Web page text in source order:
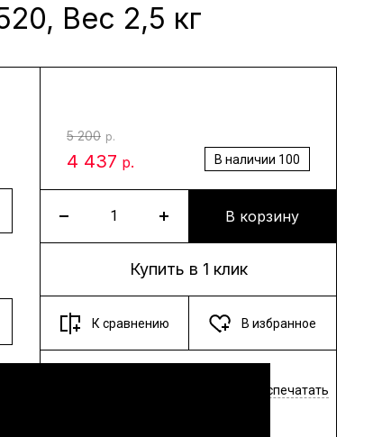
Вес 2,5 кг
В наличии 100
5 200 р.
4 437 р.
В корзину
Купить в 1 клик
К сравнению В избранное
Распечатать